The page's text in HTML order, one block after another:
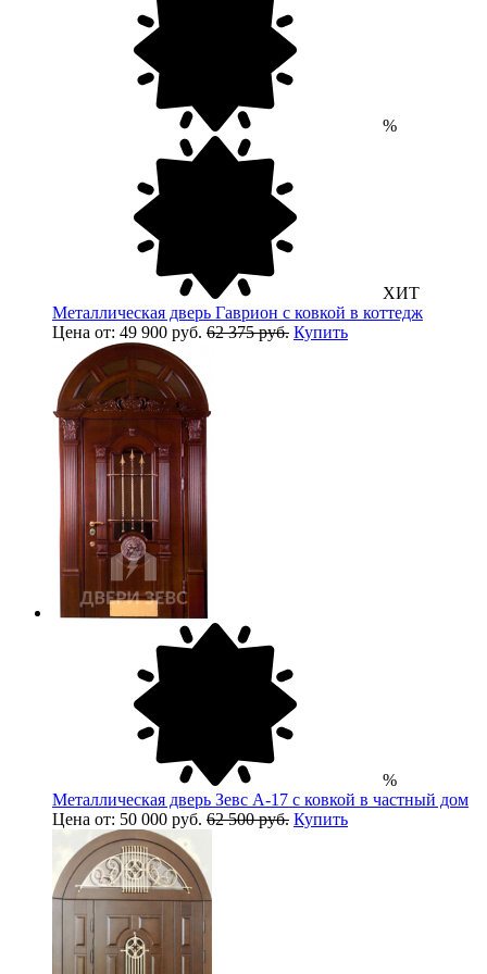
%
ХИТ
Металлическая дверь Гаврион с ковкой в коттедж
Цена от: 49 900 руб. 62 375 руб. Купить
%
Металлическая дверь Зевс A-17 с ковкой в частный дом
Цена от: 50 000 руб. 62 500 руб. Купить